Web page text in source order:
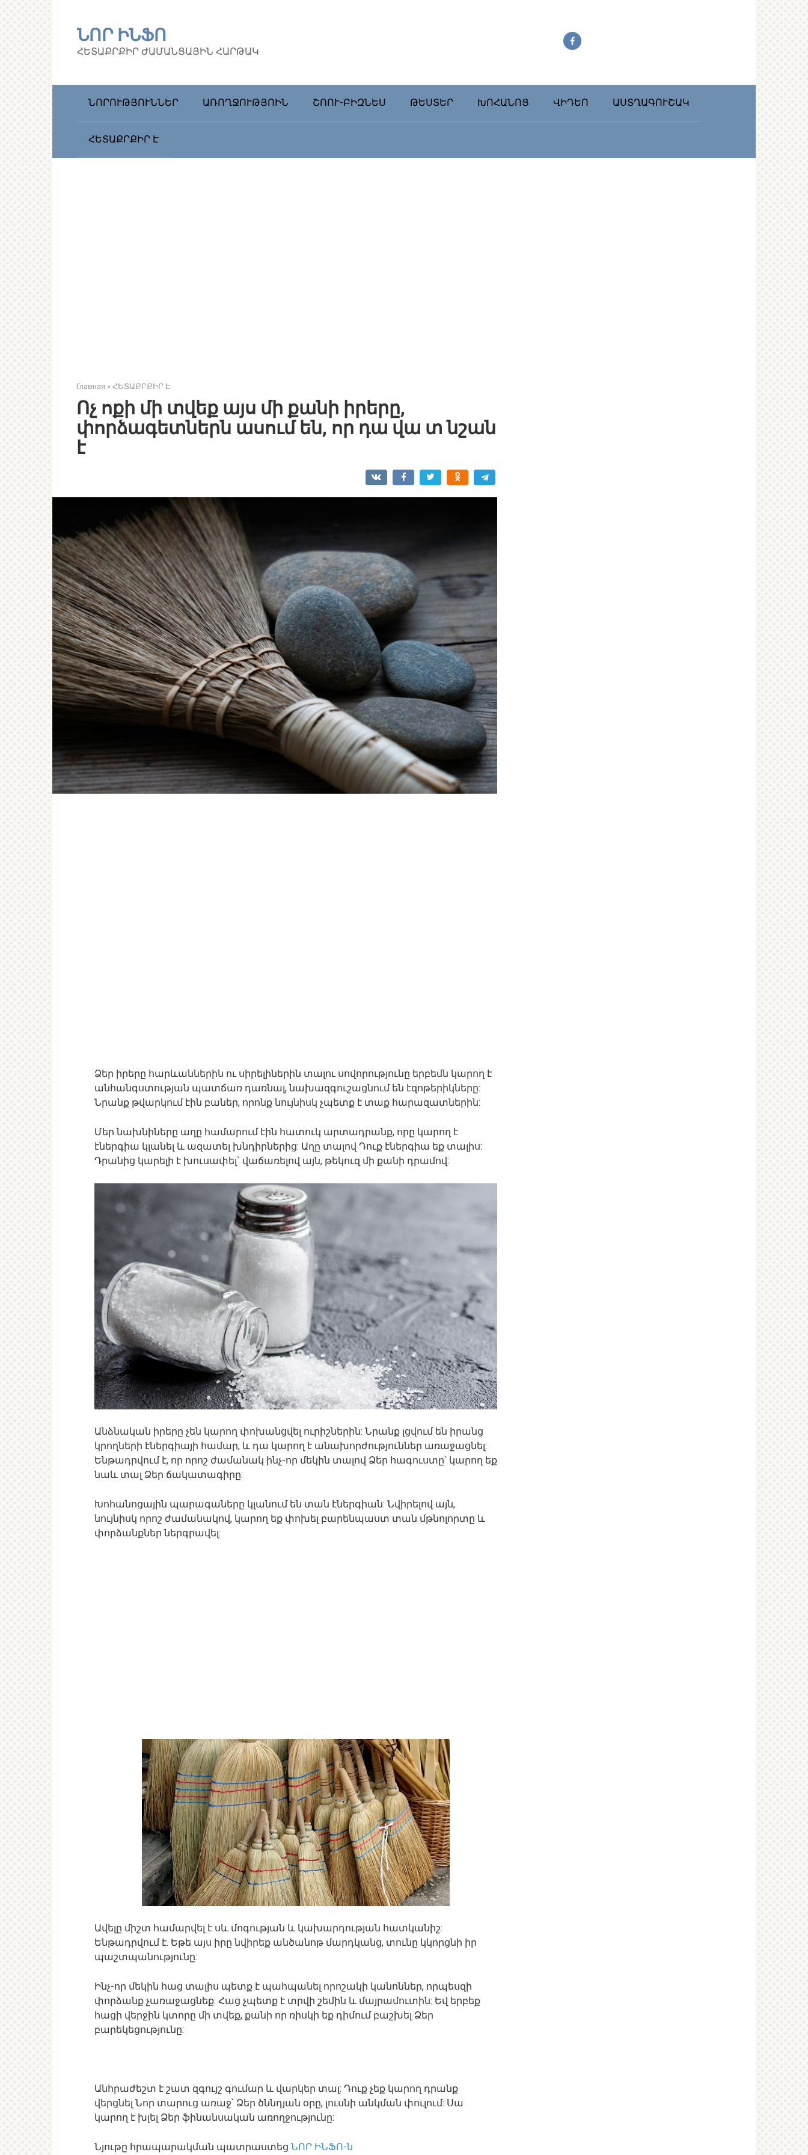
ՆՈՐ ԻՆՖՈ
ՀԵՏԱՔՐՔԻՐ ԺԱՄԱՆՑԱՅԻՆ ՀԱՐԹԱԿ
ՆՈՐՈՒԹՅՈՒՆՆԵՐ ԱՌՈՂՋՈՒԹՅՈԻՆ ՇՈՈՒ-ԲԻԶՆԵՍ ԹԵՍՏԵՐ ԽՈՀԱՆՈՑ ՎԻԴԵՈ ԱՍՏՂԱԳՈՒՇԱԿ
ՀԵՏԱՔՐՔԻՐ Է
Главная » ՀԵՏԱՔՐՔԻՐ Է
Ոչ ոքի մի տվեք այս մի քանի իրերը,
փորձագետներն ասում են, որ դա վա տ նշան
է
Ձեր իրերը հարևաններին ու սիրելիներին տալու սովորությունը երբեմն կարող է
անհանգստության պատճառ դառնալ, նախազգուշացնում են էզոթերիկները:
Նրանք թվարկում էին բաներ, որոնք նույնիսկ չպետք է տաք հարազատներին:
Մեր նախնիները աղը համարում էին հատուկ արտադրանք, որը կարող է
էներգիա կլանել և ազատել խնդիրներից: Աղը տալով Դուք էներգիա եք տալիս:
Դրանից կարելի է խուսափել` վաճառելով այն, թեկուզ մի քանի դրամով:
Անձնական իրերը չեն կարող փոխանցվել ուրիշներին: Նրանք լցվում են իրանց
կրողների էներգիայի համար, և դա կարող է անախորժություններ առաջացնել:
Ենթադրվում է, որ որոշ ժամանակ ինչ-որ մեկին տալով Ձեր հագուստը՝ կարող եք
նաև տալ Ձեր ճակատագիրը:
Խոհանոցային պարագաները կլանում են տան էներգիան: Նվիրելով այն,
նույնիսկ որոշ ժամանակով, կարող եք փոխել բարենպաստ տան մթնոլորտը և
փորձանքներ ներգրավել:
Ավելը միշտ համարվել է սև մոգության և կախարդության հատկանիշ:
Ենթադրվում է. Եթե այս իրը նվիրեք անծանոթ մարդկանց, տունը կկորցնի իր
պաշտպանությունը:
Ինչ-որ մեկին հաց տալիս պետք է պահպանել որոշակի կանոններ, որպեսզի
փորձանք չառաջացնեք: Հաց չպետք է տրվի շեմին և մայրամուտին: Եվ երբեք
հացի վերջին կտորը մի տվեք, քանի որ ռիսկի եք դիմում բաշխել Ձեր
բարեկեցությունը:
Անհրաժեշտ է շատ զգույշ գումար և վարկեր տալ: Դուք չեք կարող դրանք
վերցնել Նոր տարուց առաջ՝ Ձեր ծննդյան օրը, լուսնի անկման փուլում: Սա
կարող է խլել Ձեր ֆինանսական առողջությունը:
Նյութը հրապարակման պատրաստեց ՆՈՐ ԻՆՖՈ-ն